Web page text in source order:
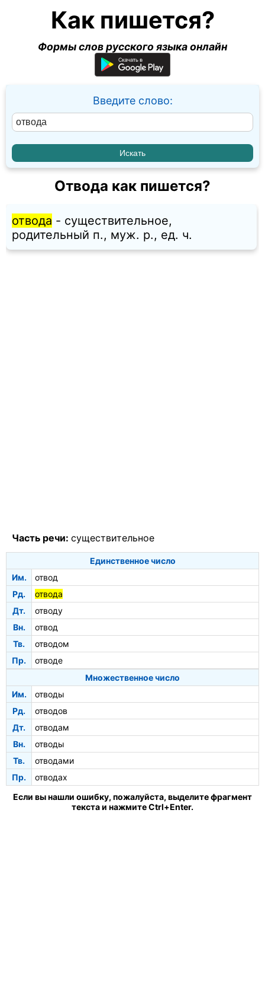
Как пишется?
Формы слов русского языка онлайн
Введите слово:
Отвода как пишется?
отвода - существительное,
родительный п., муж. p., ед. ч.
Часть речи: существительное
Единственное число
Им.
отвод
Рд.
отвода
Дт.
отводу
Вн.
отвод
Тв.
отводом
Пр.
отводе
Множественное число
Им.
отводы
Рд.
отводов
Дт.
отводам
Вн.
отводы
Тв.
отводами
Пр.
отводах
Если вы нашли ошибку, пожалуйста, выделите фрагмент
текста и нажмите Ctrl+Enter.